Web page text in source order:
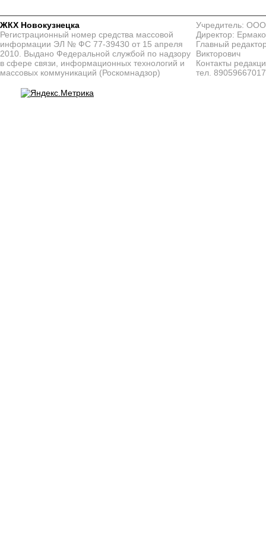
ЖКХ Новокузнецка
Регистрационный номер средства массовой
информации ЭЛ № ФС 77-39430 от 15 апреля
2010. Выдано Федеральной службой по надзору
в сфере связи, информационных технологий и
массовых коммуникаций (Роскомнадзор)
Учредитель:
Директор:
Главный
Викторович
Контакты
тел. 89059667017